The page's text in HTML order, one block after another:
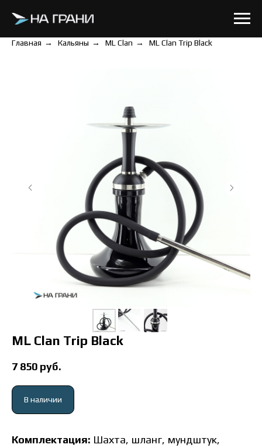
Главная → Кальяны → ML Clan → ML Clan Trip Black
ML Clan Trip Black
7 850 руб.
В наличии
Комплектация: Шахта, шланг, мундштук,